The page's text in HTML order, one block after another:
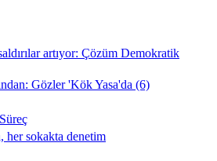
artıyor: Çözüm Demokratik
Gözler 'Kök Yasa'da (6)
her sokakta denetim